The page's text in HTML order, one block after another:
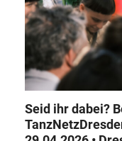
Seid ihr dabei?